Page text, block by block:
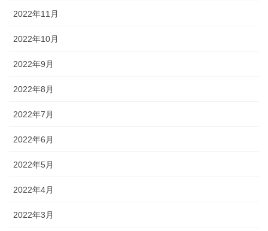
2022年11月
2022年10月
2022年9月
2022年8月
2022年7月
2022年6月
2022年5月
2022年4月
2022年3月